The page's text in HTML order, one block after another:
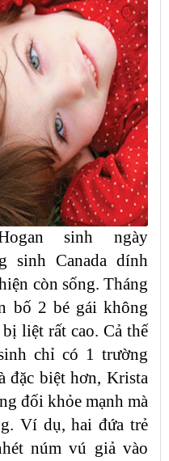
sinh ngày
sinh Canada dính
còn sống. Tháng
bố 2 bé gái không
liệt rất cao. Cả thế
chỉ có 1 trường
đặc biệt hơn, Krista
đối khỏe mạnh mà
Ví dụ, hai đứa trẻ
núm vú giả vào